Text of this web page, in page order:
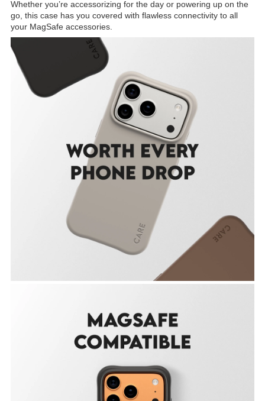
Whether you’re accessorizing for the day or powering up on the
go, this case has you covered with flawless connectivity to all
your MagSafe accessories.